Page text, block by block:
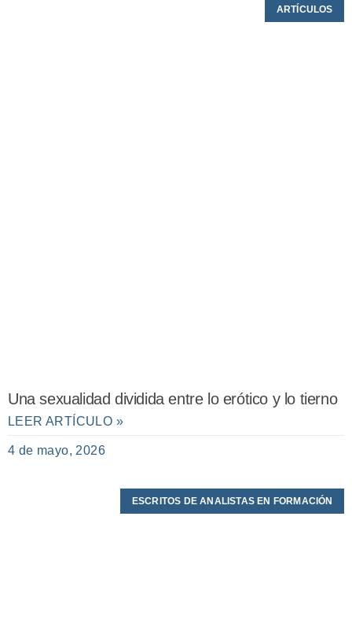
ARTÍCULOS
Una sexualidad dividida entre lo erótico y lo tierno
LEER ARTÍCULO »
4 de mayo, 2026
ESCRITOS DE ANALISTAS EN FORMACIÓN